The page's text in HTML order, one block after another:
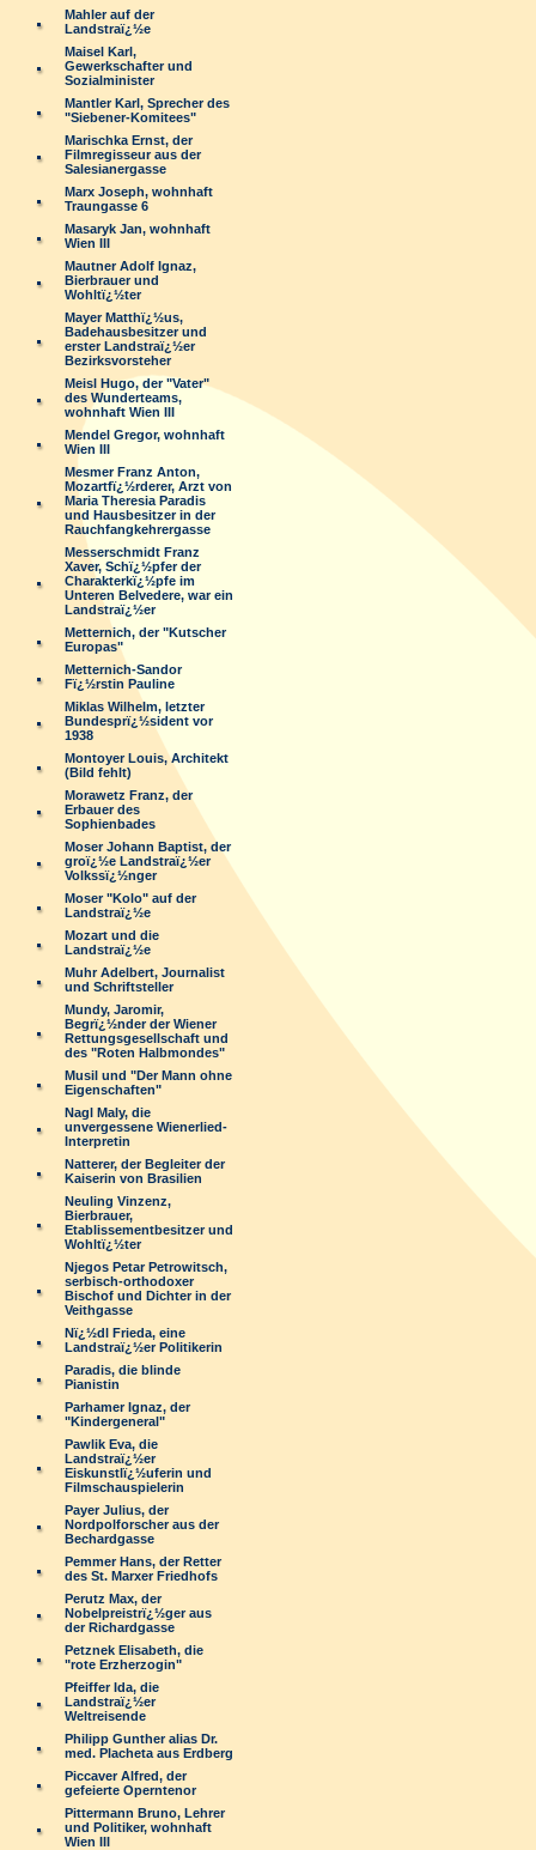
Mahler auf der
Landstraï¿½e
Maisel Karl,
Gewerkschafter und
Sozialminister
Mantler Karl, Sprecher des
"Siebener-Komitees"
Marischka Ernst, der
Filmregisseur aus der
Salesianergasse
Marx Joseph, wohnhaft
Traungasse 6
Masaryk Jan, wohnhaft
Wien III
Mautner Adolf Ignaz,
Bierbrauer und
Wohltï¿½ter
Mayer Matthï¿½us,
Badehausbesitzer und
erster Landstraï¿½er
Bezirksvorsteher
Meisl Hugo, der "Vater"
des Wunderteams,
wohnhaft Wien III
Mendel Gregor, wohnhaft
Wien III
Mesmer Franz Anton,
Mozartfï¿½rderer, Arzt von
Maria Theresia Paradis
und Hausbesitzer in der
Rauchfangkehrergasse
Messerschmidt Franz
Xaver, Schï¿½pfer der
Charakterkï¿½pfe im
Unteren Belvedere, war ein
Landstraï¿½er
Metternich, der "Kutscher
Europas"
Metternich-Sandor
Fï¿½rstin Pauline
Miklas Wilhelm, letzter
Bundesprï¿½sident vor
1938
Montoyer Louis, Architekt
(Bild fehlt)
Morawetz Franz, der
Erbauer des
Sophienbades
Moser Johann Baptist, der
groï¿½e Landstraï¿½er
Volkssï¿½nger
Moser "Kolo" auf der
Landstraï¿½e
Mozart und die
Landstraï¿½e
Muhr Adelbert, Journalist
und Schriftsteller
Mundy, Jaromir,
Begrï¿½nder der Wiener
Rettungsgesellschaft und
des "Roten Halbmondes"
Musil und "Der Mann ohne
Eigenschaften"
Nagl Maly, die
unvergessene Wienerlied-
Interpretin
Natterer, der Begleiter der
Kaiserin von Brasilien
Neuling Vinzenz,
Bierbrauer,
Etablissementbesitzer und
Wohltï¿½ter
Njegos Petar Petrowitsch,
serbisch-orthodoxer
Bischof und Dichter in der
Veithgasse
Nï¿½dl Frieda, eine
Landstraï¿½er Politikerin
Paradis, die blinde
Pianistin
Parhamer Ignaz, der
"Kindergeneral"
Pawlik Eva, die
Landstraï¿½er
Eiskunstlï¿½uferin und
Filmschauspielerin
Payer Julius, der
Nordpolforscher aus der
Bechardgasse
Pemmer Hans, der Retter
des St. Marxer Friedhofs
Perutz Max, der
Nobelpreistrï¿½ger aus
der Richardgasse
Petznek Elisabeth, die
"rote Erzherzogin"
Pfeiffer Ida, die
Landstraï¿½er
Weltreisende
Philipp Gunther alias Dr.
med. Placheta aus Erdberg
Piccaver Alfred, der
gefeierte Operntenor
Pittermann Bruno, Lehrer
und Politiker, wohnhaft
Wien III